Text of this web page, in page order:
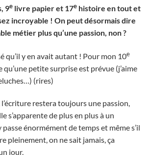
9e livre papier et 17e histoire en tout et
incroyable ! On peut désormais dire
métier plus qu’une passion, non ?
qu’il y en avait autant ! Pour mon 10e
qu’une petite surprise est prévue (j’aime
(rires)
restera toujours une passion,
s’apparente de plus en plus à un
passe énormément de temps et même s’il
pleinement, on ne sait jamais, ça
jour.